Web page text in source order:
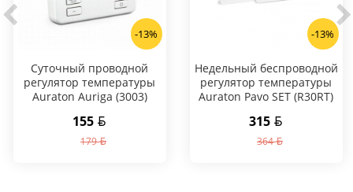
-13%
Суточный проводной
регулятор температуры
Auraton Auriga (3003)
155
179
-13%
Hедельный беспроводной
регулятор температуры
Auraton Pavo SET (R30RT)
315
364